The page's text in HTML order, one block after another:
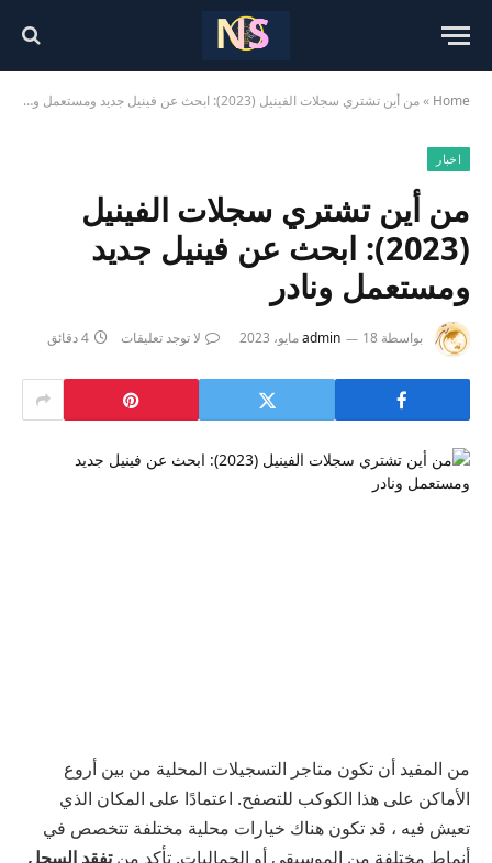
Home
»من أين تشتري سجلات الفينيل (2023): ابحث عن فينيل جديد ومستعمل ونادر
اخبار
من أين تشتري سجلات الفينيل
(2023): ابحث عن فينيل جديد
ومستعمل ونادر
بواسطة admin 18 مايو، 2023 لا توجد تعليقات 4 دقائق
من المفيد أن تكون متاجر التسجيلات المحلية من بين أروع
الأماكن على هذا الكوكب للتصفح. اعتمادًا على المكان الذي
تعيش فيه ، قد تكون هناك خيارات محلية مختلفة تتخصص في
أنماط مختلفة من الموسيقى أو الجماليات. تأكد منتفقد السجل